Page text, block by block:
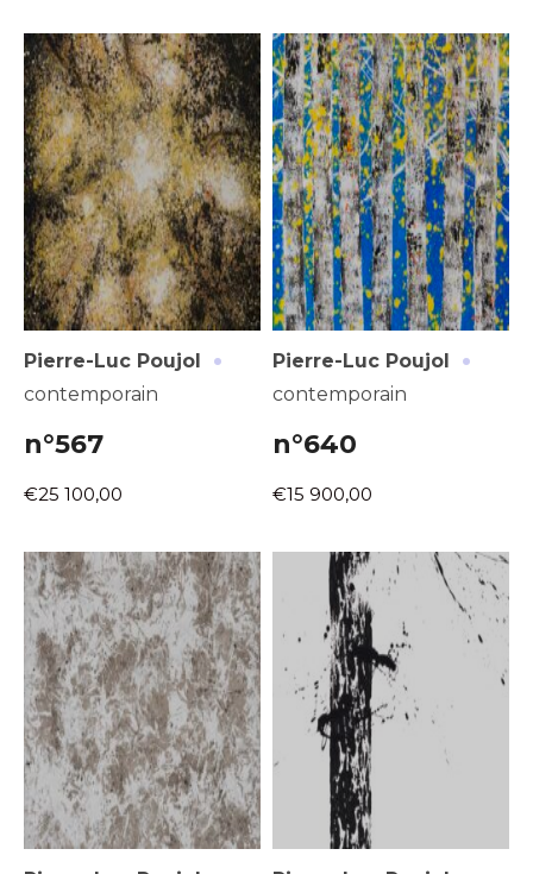
Pierre-Luc Poujol ·
contemporain
n°567
€25 100,00
Pierre-Luc Poujol ·
contemporain
n°640
€15 900,00